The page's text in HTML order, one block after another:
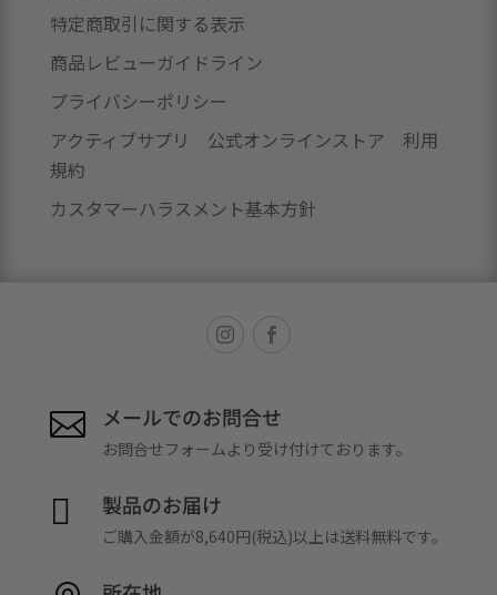
特定商取引に関する表示
商品レビューガイドライン
プライバシーポリシー
アクティブサプリ 公式オンラインストア 利用
規約
カスタマーハラスメント基本方針
 メールでのお問合せ
お問合せフォームより受け付けております。
 製品のお届け
ご購入金額が8,640円(税込)以上は送料無料です。